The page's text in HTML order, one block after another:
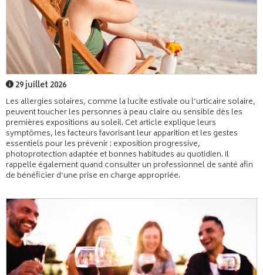
29 juillet 2026
Les allergies solaires, comme la lucite estivale ou l’urticaire solaire,
peuvent toucher les personnes à peau claire ou sensible dès les
premières expositions au soleil. Cet article explique leurs
symptômes, les facteurs favorisant leur apparition et les gestes
essentiels pour les prévenir : exposition progressive,
photoprotection adaptée et bonnes habitudes au quotidien. Il
rappelle également quand consulter un professionnel de santé afin
de bénéficier d’une prise en charge appropriée.